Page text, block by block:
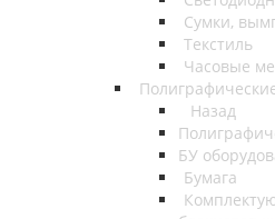
Сумки,
Текстиль
Часовые
Назад
БУ
Бумага